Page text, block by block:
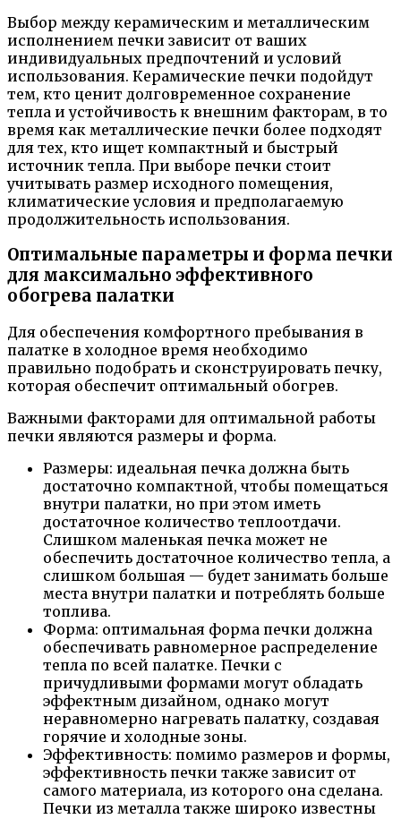
Выбор между керамическим и металлическим
исполнением печки зависит от ваших
индивидуальных предпочтений и условий
использования. Керамические печки подойдут
тем, кто ценит долговременное сохранение
тепла и устойчивость к внешним факторам, в то
время как металлические печки более подходят
для тех, кто ищет компактный и быстрый
источник тепла. При выборе печки стоит
учитывать размер исходного помещения,
климатические условия и предполагаемую
продолжительность использования.
Оптимальные параметры и форма печки
для максимально эффективного
обогрева палатки
Для обеспечения комфортного пребывания в
палатке в холодное время необходимо
правильно подобрать и сконструировать печку,
которая обеспечит оптимальный обогрев.
Важными факторами для оптимальной работы
печки являются размеры и форма.
Размеры: идеальная печка должна быть
достаточно компактной, чтобы помещаться
внутри палатки, но при этом иметь
достаточное количество теплоотдачи.
Слишком маленькая печка может не
обеспечить достаточное количество тепла, а
слишком большая — будет занимать больше
места внутри палатки и потреблять больше
топлива.
Форма: оптимальная форма печки должна
обеспечивать равномерное распределение
тепла по всей палатке. Печки с
причудливыми формами могут обладать
эффектным дизайном, однако могут
неравномерно нагревать палатку, создавая
горячие и холодные зоны.
Эффективность: помимо размеров и формы,
эффективность печки также зависит от
самого материала, из которого она сделана.
Печки из металла также широко известны